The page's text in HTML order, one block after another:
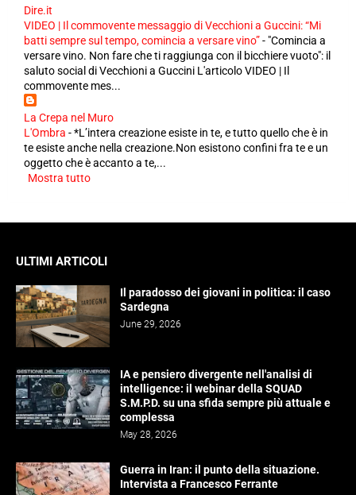
Dire.it
VIDEO | Il commovente messaggio di Vecchioni a Guccini: “Mi
batti sempre sul tempo, comincia a versare vino”- "Comincia a
versare vino. Non fare che ti raggiunga con il bicchiere vuoto": il
saluto social di Vecchioni a Guccini L'articolo VIDEO | Il
commovente mes...
La Crepa nel Muro
L'Ombra -*L’intera creazione esiste in te, e tutto quello che è in
te esiste anche nella creazione.Non esistono confini fra te e un
oggetto che è accanto a te,...
Mostra tutto
ULTIMI ARTICOLI
Il paradosso dei giovani in politica: il caso
Sardegna
June 29, 2026
IA e pensiero divergente nell'analisi di
intelligence: il webinar della SQUAD
S.M.P.D. su una sfida sempre più attuale e
complessa
May 28, 2026
Guerra in Iran: il punto della situazione.
Intervista a Francesco Ferrante